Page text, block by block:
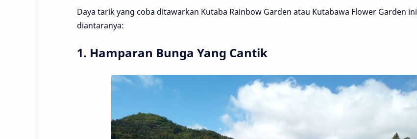
Daya tarik yang coba ditawarkan Kutaba Rainbow Garden atau Kutabawa Flower Garden ini
diantaranya:
1. Hamparan Bunga Yang Cantik